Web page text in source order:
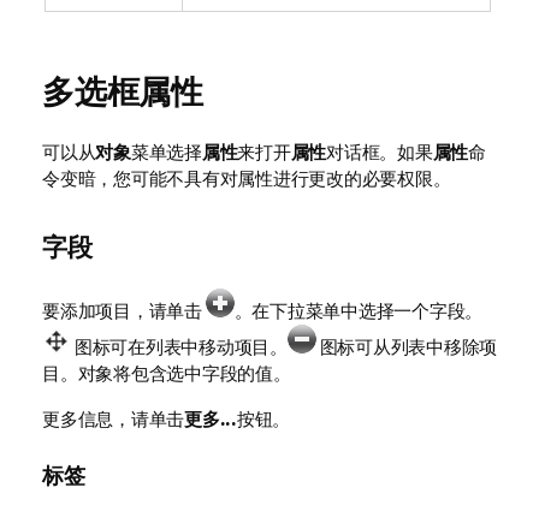
多选框属性
可以从对象菜单选择属性来打开属性对话框。如果属性命
令变暗，您可能不具有对属性进行更改的必要权限。
字段
要添加项目，请单击
。在下拉菜单中选择一个字段。
图标可在列表中移动项目。
图标可从列表中移除项
目。对象将包含选中字段的值。
更多信息，请单击更多...按钮。
标签